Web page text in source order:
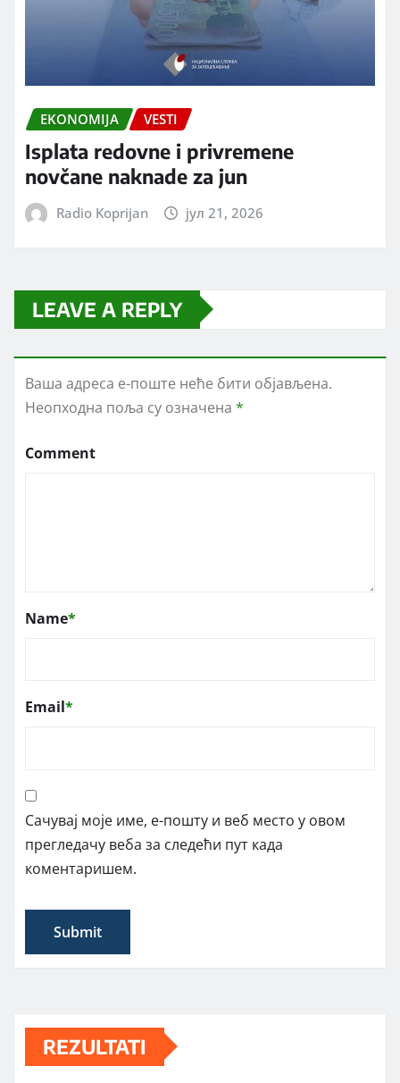
EKONOMIJA VESTI
Isplata redovne i privremene
novčane naknade za jun
Radio Koprijan јул 21, 2026
LEAVE A REPLY
Ваша адреса е-поште неће бити објављена.
Неопходна поља су означена *
Comment
Name*
Email*
Сачувај моје име, е-пошту и веб место у овом
прегледачу веба за следећи пут када
коментаришем.
REZULTATI